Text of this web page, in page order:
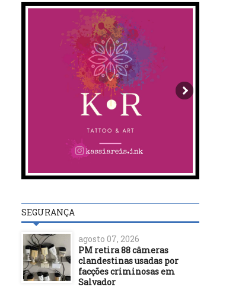
DESTAQUES
28/02/26
DESTAQUES
SEGURANÇA
agosto 07, 2026
PM retira 88 câmeras
clandestinas usadas por
facções criminosas em
Salvador